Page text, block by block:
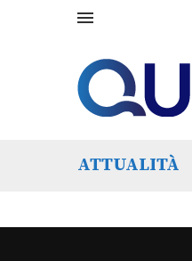
ATTUALITÀ